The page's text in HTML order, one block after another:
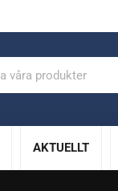
AKTUELLT